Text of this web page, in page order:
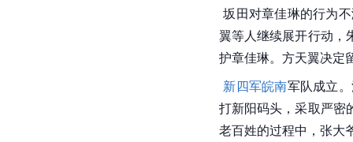
坂田对章佳琳的行为
翼等人继续展开行动，
护章佳琳。方天翼决定
新四军皖南军队成立
打新阳码头，采取严密
老百姓的过程中，张大